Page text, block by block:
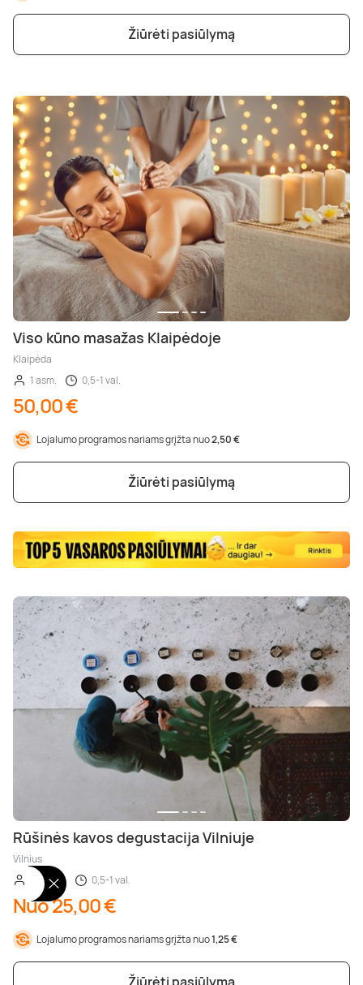
Poilsis dvaruose ir pilyse
Masažų kompleksai
Kitos vandens pramogos
Žiūrėti pasiūlymą
Viso kūno masažas Klaipėdoje
Klaipėda
1 asm.
0,5-1 val.
50,00 €
Lojalumo programos nariams grįžta nuo2,50 €
Žiūrėti pasiūlymą
Rūšinės kavos degustacija Vilniuje
Vilnius
1-2 asm.
0,5-1 val.
Nuo 25,00 €
Lojalumo programos nariams grįžta nuo1,25 €